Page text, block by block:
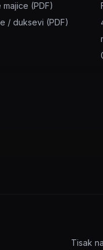
(PDF)
/ duksevi (PDF)
Tisak